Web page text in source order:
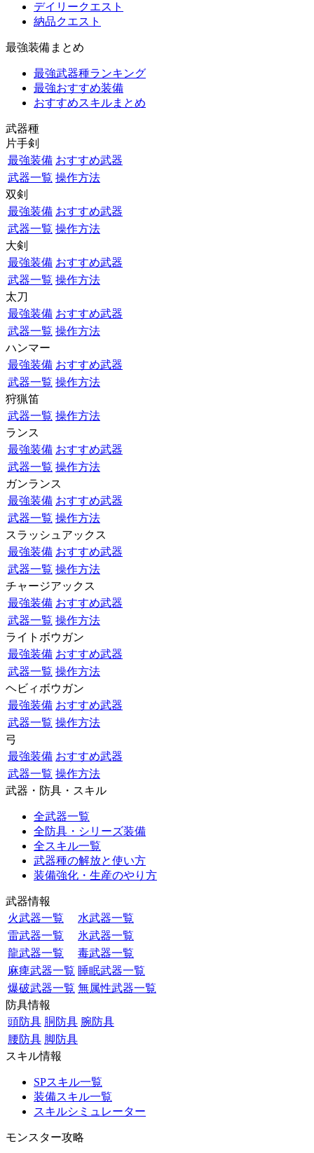
デイリークエスト
納品クエスト
最強装備まとめ
最強武器種ランキング
最強おすすめ装備
おすすめスキルまとめ
武器種
片手剣
最強装備 おすすめ武器
武器一覧 操作方法
双剣
最強装備 おすすめ武器
武器一覧 操作方法
大剣
最強装備 おすすめ武器
武器一覧 操作方法
太刀
最強装備 おすすめ武器
武器一覧 操作方法
ハンマー
最強装備 おすすめ武器
武器一覧 操作方法
狩猟笛
武器一覧 操作方法
ランス
最強装備 おすすめ武器
武器一覧 操作方法
ガンランス
最強装備 おすすめ武器
武器一覧 操作方法
スラッシュアックス
最強装備 おすすめ武器
武器一覧 操作方法
チャージアックス
最強装備 おすすめ武器
武器一覧 操作方法
ライトボウガン
最強装備 おすすめ武器
武器一覧 操作方法
ヘビィボウガン
最強装備 おすすめ武器
武器一覧 操作方法
弓
最強装備 おすすめ武器
武器一覧 操作方法
武器・防具・スキル
全武器一覧
全防具・シリーズ装備
全スキル一覧
武器種の解放と使い方
装備強化・生産のやり方
武器情報
火武器一覧
水武器一覧
雷武器一覧
氷武器一覧
龍武器一覧
毒武器一覧
麻痺武器一覧 睡眠武器一覧
爆破武器一覧 無属性武器一覧
防具情報
頭防具 胴防具 腕防具
腰防具 脚防具
スキル情報
SPスキル一覧
装備スキル一覧
スキルシミュレーター
モンスター攻略